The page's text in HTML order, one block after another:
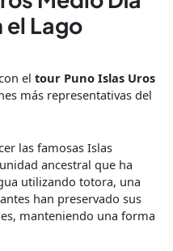
el Lago
el tour Puno Islas Uros
más representativas del
las famosas Islas
ancestral que ha
utilizando totora, una
han preservado sus
manteniendo una forma